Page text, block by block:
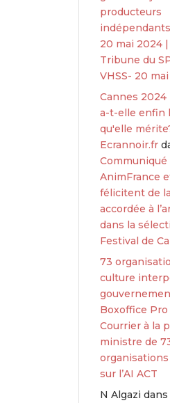
producteurs
20 mai 2024 |
Tribune du
VHSS- 20
Cannes
a-t-elle enfin
qu'elle
Ecrannoir.fr
Communiqué
AnimFrance
félicitent de
accordée à
dans la
Festival de
73
culture
Boxoffice Pro
Courrier à la
ministre de
sur l’AI ACT
N Algazi